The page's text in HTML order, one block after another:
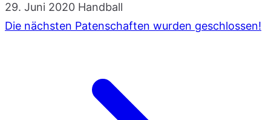
29. Juni 2020 Handball
Die nächsten Patenschaften wurden geschlossen!